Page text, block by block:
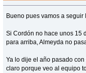
Bueno pues vamos a
Si Cordón no hace unos 15
para arriba, Almeyda no
Ya lo dije el año pasado
claro porque veo al equipo